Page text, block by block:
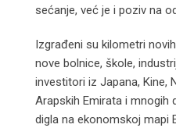
sećanje, već je i poziv na
Izgrađeni su kilometri
nove bolnice, škole,
investitori iz Japana, Kine,
Arapskih Emirata i mnogih
digla na ekonomskoj mapi